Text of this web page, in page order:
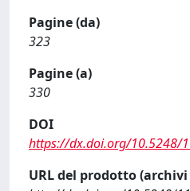
Pagine (da)
323
Pagine (a)
330
DOI
https://dx.doi.org/10.5248/
URL del prodotto